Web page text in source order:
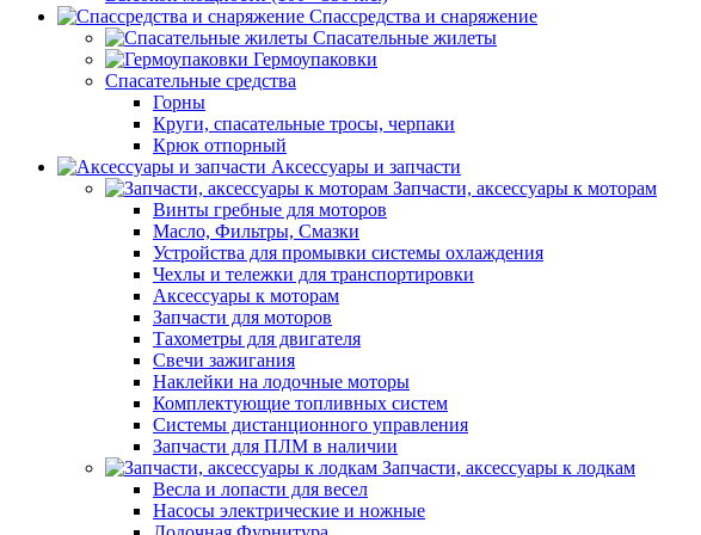
Спассредства и снаряжение
Спасательные жилеты
Гермоупаковки
Спасательные средства
Горны
Круги, спасательные тросы, черпаки
Крюк отпорный
Аксессуары и запчасти
Запчасти, аксессуары к моторам
Винты гребные для моторов
Масло, Фильтры, Смазки
Устройства для промывки системы охлаждения
Чехлы и тележки для транспортировки
Аксессуары к моторам
Запчасти для моторов
Тахометры для двигателя
Свечи зажигания
Наклейки на лодочные моторы
Комплектующие топливных систем
Системы дистанционного управления
Запчасти для ПЛМ в наличии
Запчасти, аксессуары к лодкам
Весла и лопасти для весел
Насосы электрические и ножные